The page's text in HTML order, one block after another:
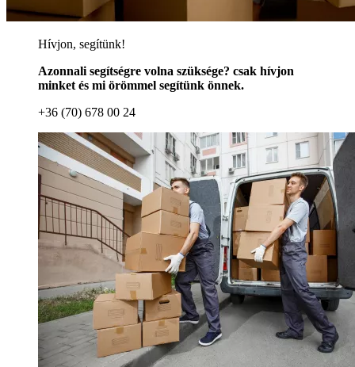
Hívjon, segítünk!
Azonnali segítségre volna szüksége? csak hívjon
minket és mi örömmel segítünk önnek.
+36 (70) 678 00 24